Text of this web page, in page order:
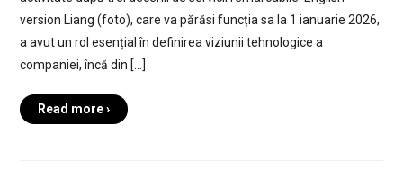
version Liang (foto), care va părăsi funcția sa la 1 ianuarie 2026,
a avut un rol esențial în definirea viziunii tehnologice a
companiei, încă din […]
Read more ›